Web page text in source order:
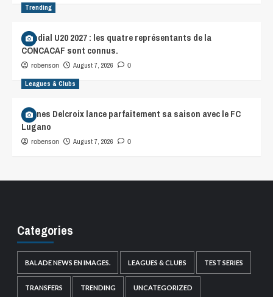
Trending
Mondial U20 2027 : les quatre représentants de la
CONCACAF sont connus.
robenson August 7, 2026 0
Leagues & Clubs
Hannes Delcroix lance parfaitement sa saison avec le FC
Lugano
robenson August 7, 2026 0
Categories
BALADE NEWS EN IMAGES. LEAGUES & CLUBS TEST SERIES
TRANSFERS TRENDING UNCATEGORIZED